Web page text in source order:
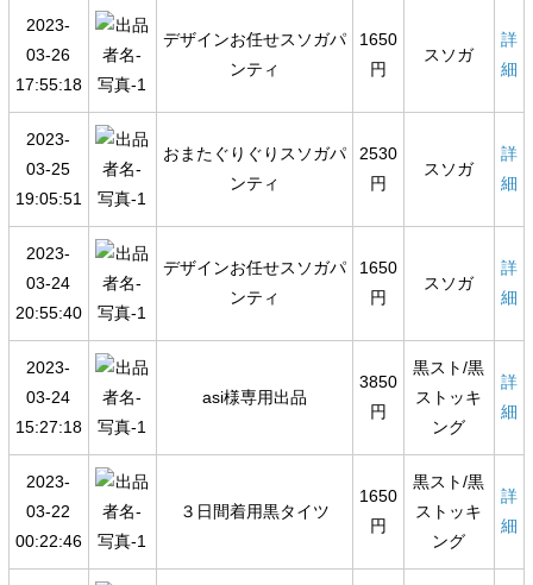
2023-
03-26
17:55:18
デザインお任せスソガパ
ンティ
1650
円
スソガ
詳
細
2023-
03-25
19:05:51
おまたぐりぐりスソガパ
ンティ
2530
円
スソガ
詳
細
2023-
03-24
20:55:40
デザインお任せスソガパ
ンティ
1650
円
スソガ
詳
細
2023-
03-24
15:27:18
asi様専用出品
3850
円
黒スト/黒
ストッキ
ング
詳
細
2023-
03-22
00:22:46
３日間着用黒タイツ
1650
円
黒スト/黒
ストッキ
ング
詳
細